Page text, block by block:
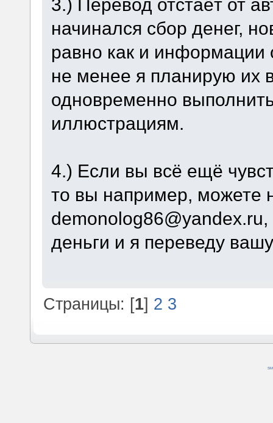
3.) Перевод отстаёт от
начинался сбор денег,
равно как и информации
не менее я планирую их
одновременно
иллюстрациям.
4.) Если вы всё ещё
то вы например, можете
деньги и я переведу
Страницы: [1] 2 3